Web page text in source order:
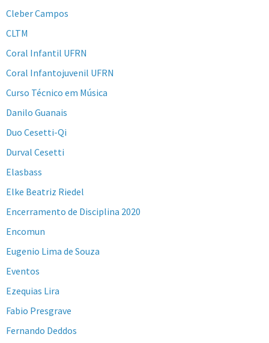
Cleber Campos
CLTM
Coral Infantil UFRN
Coral Infantojuvenil UFRN
Curso Técnico em Música
Danilo Guanais
Duo Cesetti-Qi
Durval Cesetti
Elasbass
Elke Beatriz Riedel
Encerramento de Disciplina 2020
Encomun
Eugenio Lima de Souza
Eventos
Ezequias Lira
Fabio Presgrave
Fernando Deddos